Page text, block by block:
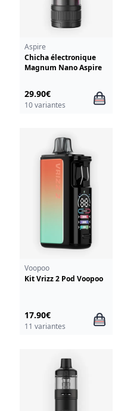
Aspire
Chicha électronique
Magnum Nano Aspire
29.90€
10 variantes
Voopoo
Kit Vrizz 2 Pod Voopoo
17.90€
11 variantes